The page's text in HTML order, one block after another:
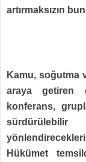
artırmaksızın
Kamu, soğutma
araya getiren
konferans,
Hükümet